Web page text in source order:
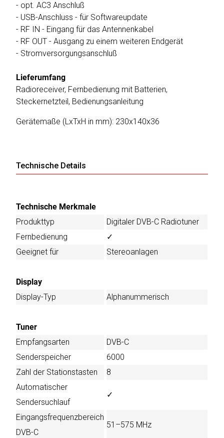
- opt. AC3 Anschluß
- USB-Anschluss - für Softwareupdate
- RF IN - Eingang für das Antennenkabel
- RF OUT - Ausgang zu einem weiteren Endgerät
- Stromversorgungsanschluß
Lieferumfang
Radioreceiver, Fernbedienung mit Batterien,
Steckernetzteil, Bedienungsanleitung
Gerätemaße (LxTxH in mm): 230x140x36
Technische Details
Technische Merkmale
Produkttyp
Digitaler DVB-C Radiotuner
Fernbedienung
✓
Geeignet für
Stereoanlagen
Display
Display-Typ
Alphanummerisch
Tuner
Empfangsarten
DVB-C
Senderspeicher
6000
Zahl der Stationstasten
8
Automatischer
Sendersuchlauf
✓
Eingangsfrequenzbereich
DVB-C
51–575 MHz